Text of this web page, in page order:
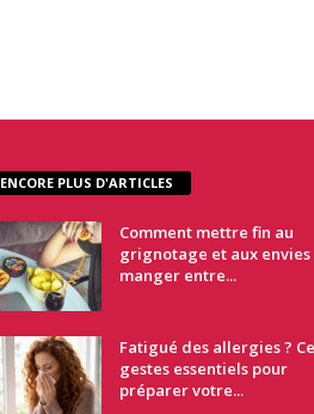
ENCORE PLUS D'ARTICLES
Comment mettre fin au
grignotage et aux envies
manger entre...
Fatigué des allergies ?
gestes essentiels pour
préparer votre...